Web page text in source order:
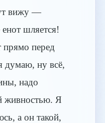
вижу —
шляется!
прямо перед
думаю, ну всё,
надо
живностью. Я
а он такой,